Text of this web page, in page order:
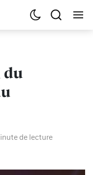
du
de lecture